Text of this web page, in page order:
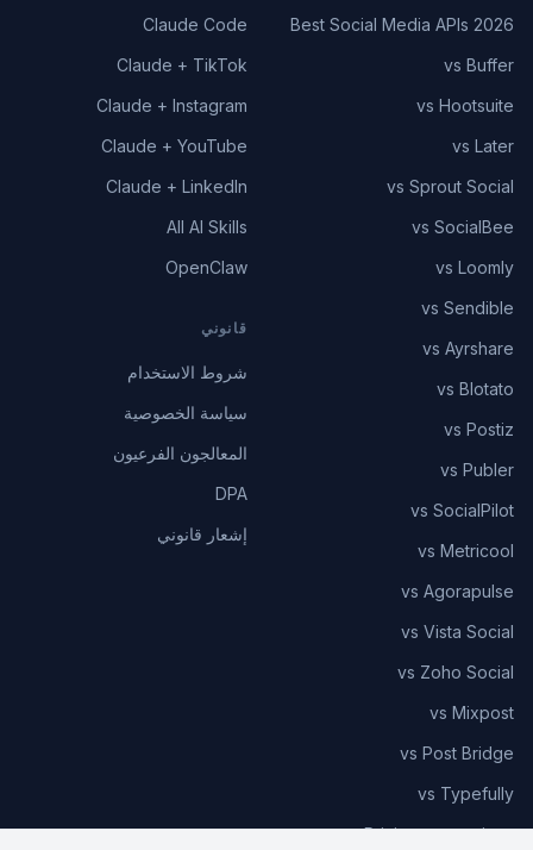
Best Social Media APIs 2026
vs Buffer
vs Hootsuite
vs Later
vs Sprout Social
vs SocialBee
vs Loomly
vs Sendible
vs Ayrshare
vs Blotato
vs Postiz
vs Publer
vs SocialPilot
vs Metricool
vs Agorapulse
vs Vista Social
vs Zoho Social
vs Mixpost
vs Post Bridge
vs Typefully
Pricing comparison
Claude Code
Claude + TikTok
Claude + Instagram
Claude + YouTube
Claude + LinkedIn
All AI Skills
OpenClaw
قانوني
شروط الاستخدام
سياسة الخصوصية
المعالجون الفرعيون
DPA
إشعار قانوني